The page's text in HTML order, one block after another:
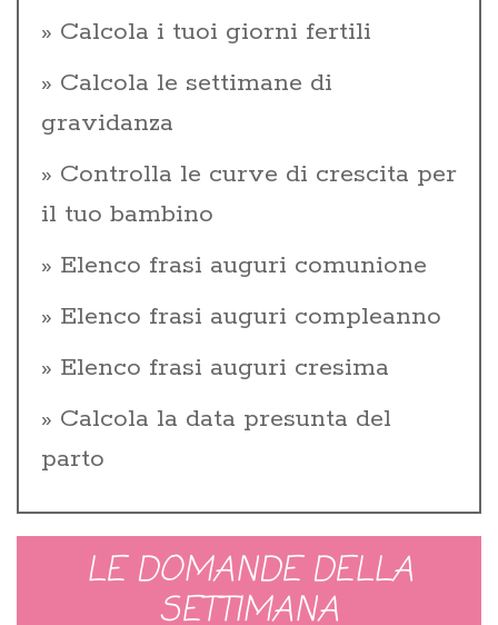
Calcola i tuoi giorni fertili
Calcola le settimane di
gravidanza
Controlla le curve di crescita per
il tuo bambino
Elenco frasi auguri comunione
Elenco frasi auguri compleanno
Elenco frasi auguri cresima
Calcola la data presunta del
parto
LE DOMANDE DELLA
SETTIMANA